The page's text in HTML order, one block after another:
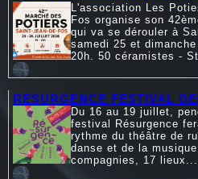
L'association Les
Fos organise son
qui va se dérouler à
samedi 25 et
20h. 50 céramistes -
RESURGENCE FESTIVAL
Du 16 au 19 juillet,
festival Résurgence
rythme du théâtre de
danse et de la
compagnies, 17 lieux...